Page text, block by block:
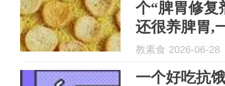
个“脾胃修复
还很养脾胃,
教素食 2026-06-28
一个好吃抗